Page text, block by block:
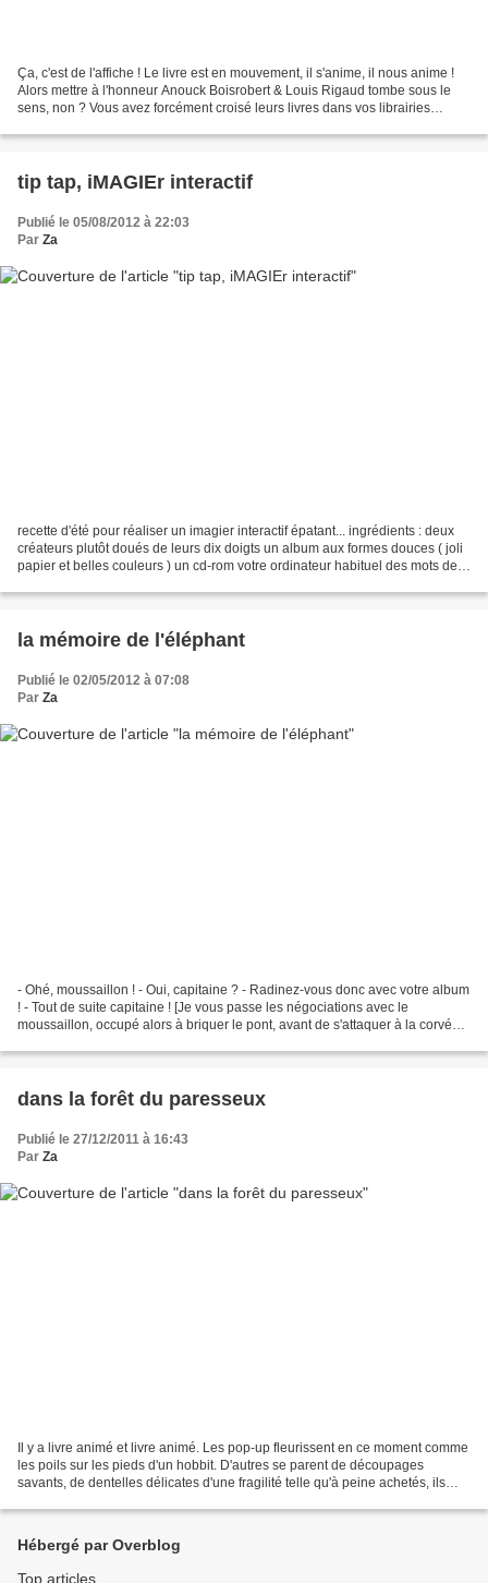
Ça, c'est de l'affiche ! Le livre est en mouvement, il s'anime, il nous anime !
Alors mettre à l'honneur Anouck Boisrobert & Louis Rigaud tombe sous le
sens, non ? Vous avez forcément croisé leurs livres dans vos librairies
tip tap, iMAGIEr interactif
Publié le 05/08/2012 à 22:03
Par Za
recette d'été pour réaliser un imagier interactif épatant... ingrédients : deux
créateurs plutôt doués de leurs dix doigts un album aux formes douces ( joli
papier et belles couleurs ) un cd-rom votre ordinateur habituel des mots des
la mémoire de l'éléphant
Publié le 02/05/2012 à 07:08
Par Za
- Ohé, moussaillon ! - Oui, capitaine ? - Radinez-vous donc avec votre album
! - Tout de suite capitaine ! [Je vous passe les négociations avec le
moussaillon, occupé alors à briquer le pont, avant de s'attaquer à la corvée
dans la forêt du paresseux
Publié le 27/12/2011 à 16:43
Par Za
Il y a livre animé et livre animé. Les pop-up fleurissent en ce moment comme
les poils sur les pieds d'un hobbit. D'autres se parent de découpages
savants, de dentelles délicates d'une fragilité telle qu'à peine achetés, ils
Hébergé par Overblog
Top articles